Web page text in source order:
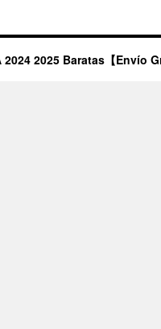
2025 Baratas【Envío